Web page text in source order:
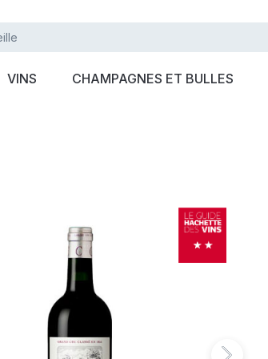
VINS CHAMPAGNES ET BULLES